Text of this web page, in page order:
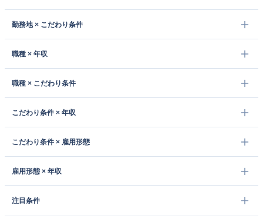
勤務地 × こだわり条件
職種 × 年収
職種 × こだわり条件
こだわり条件 × 年収
こだわり条件 × 雇用形態
雇用形態 × 年収
注目条件